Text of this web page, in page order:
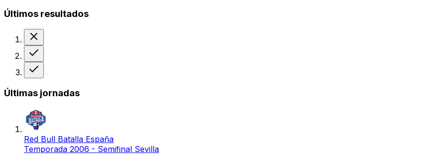
Últimos resultados
Últimas jornadas
Red Bull Batalla España
Temporada 2006 - Semifinal Sevilla